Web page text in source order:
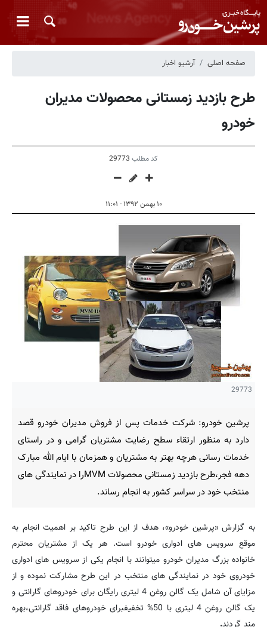
صفحه اصلی آرشیو اخبار
طرح بازدید زمستانی محصولات مدیران
خودرو
کد مطلب 29773
۱۰ بهمن ۱۳۹۲ - ۱۱:۰۱
29773
پرشین خودرو: شرکت خدمات پس از فروش مدیران خودرو قصد
دارد به منظور ارتقاء سطح رضایت مشتریان گرامی و در راستای
خدمات رسانی هرچه بهتر به مشتریان و همزمان با ایام الله مبارک
دهه فجر،طرح بازدید زمستانی محصولات MVMرا در نمایندگی های
منتخب خود در سراسر کشور به انجام رساند.
به گزارش «پرشین خودرو»، هدف از این طرح تاکید بر اهمیت انجام به
موقع سرویس های ادواری خودرو است. هر یک از مشتریان محترم
خانواده بزرگ مدیران خودرو میتوانند با انجام یکی از سرویس های ادواری
خودروی خود در نمایندگی های منتخب در این طرح مشارکت نموده و از
مزایای آن شامل یک گالن روغن 4 لیتری رایگان برای خودروهای گارانتی و
یک گالن روغن 4 لیتری با 50% تخفیفبرای خودروهای فاقد گارانتی،بهره